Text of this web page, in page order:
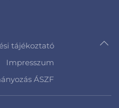
tájékoztató
Impresszum
ÁSZF